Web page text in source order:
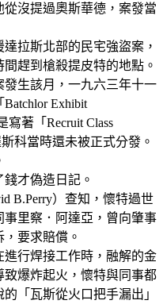
沒提過奧斯華德，案發當
拉斯北部的民宅強盜案，
趕到槍殺提皮特的地點。
生該月，一九六三年十一
Exhibit
寫著「Recruit Class
科當時還未被正式分發。
才偽造日記。
B.Perry）查知，懷特過世
里察．阿達亞，曾向肇事
要求賠償。
行焊接工作時，融解的金
爆炸起火，懷特與同事都
「瓦斯從火口把手漏出」